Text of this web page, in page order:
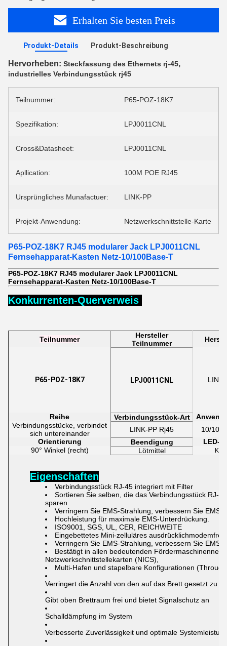
Erhalten Sie besten Preis
Produkt-Details Produkt-Beschreibung
Hervorheben: Steckfassung des Ethernets rj-45,
industrielles Verbindungsstück rj45
Teilnummer: P65-POZ-18K7
Spezifikation: LPJ0011CNL
Cross&Datasheet: LPJ0011CNL
Apllication: 100M POE RJ45
Ursprüngliches Munafactuer: LINK-PP
Projekt-Anwendung: Netzwerkschnittstelle-Karte
P65-POZ-18K7 RJ45 modularer Jack LPJ0011CNL
Fernsehapparat-Kasten Netz-10/100Base-T
P65-POZ-18K7 RJ45 modularer Jack LPJ0011CNL
Fernsehapparat-Kasten Netz-10/100Base-T
Konkurrenten-Querverweis
Teilnummer
Hersteller
Teilnummer
P65-POZ-18K7 LPJ0011CNL
Reihe Verbindungsstück-Art
Verbindungsstücke, verbindet
sich untereinander
LINK-PP Rj45
10/
Orientierung
Beendigung
LED-
90° Winkel (recht)
Lötmittel Kein
Eigenschaften
Verbindungsstück RJ-45 integriert mit Filter
Sortieren Sie selben, die das Verbindungsstück RJ-
sparen
Verringern Sie EMS-Strahlung, verbessern Sie EMS-
Hochleistung für maximale EMS-Unterdrückung.
ISO9001, SGS, UL, CER, REICHWEITE
Eingebettetes Mini-zelluläres
Verringern Sie EMS-Strahlung, verbessern Sie EMS-
Bestätigt in allen bedeutenden
Netzwerkschnittstellekarten (NICS),
Multi-Hafen und stapelbare Konfigurationen
Verringert die Anzahl von den auf das Brett gesetzt zu
Gibt oben Brettraum frei und bietet Signalschutz an
Schalldämpfung im System
Verbesserte Zuverlässigkeit und optimale